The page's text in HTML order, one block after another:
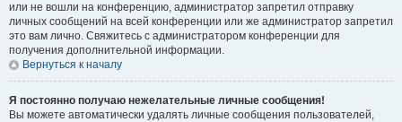
или не вошли на конференцию, администратор запретил отправку
личных сообщений на всей конференции или же администратор запретил
это вам лично. Свяжитесь с администратором конференции для
получения дополнительной информации.
Вернуться к началу
Я постоянно получаю нежелательные личные сообщения!
Вы можете автоматически удалять личные сообщения пользователей,